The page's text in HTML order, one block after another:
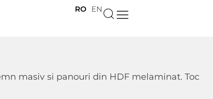
RO EN
masiv si panouri din HDF melaminat. Toc